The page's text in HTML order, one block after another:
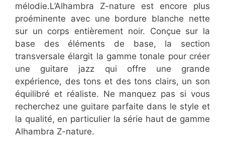
mélodie.L’Alhambra Z-nature est encore plus
proéminente avec une bordure blanche nette
sur un corps entièrement noir. Conçue sur la
base des éléments de base, la section
transversale élargit la gamme tonale pour créer
une guitare jazz qui offre une grande
expérience, des tons et des tons clairs, un son
équilibré et réaliste. Ne manquez pas si vous
recherchez une guitare parfaite dans le style et
la qualité, en particulier la série haut de gamme
Alhambra Z-nature.